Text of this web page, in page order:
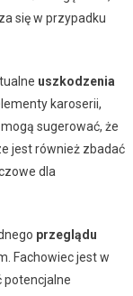
się w przypadku
uszkodzenia
karoserii,
sugerować, że
jest również zbadać
dla
przeglądu
Fachowiec jest w
potencjalne